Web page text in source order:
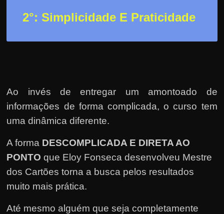
2°: Simplicidade E Praticidade
Ao invés de entregar um amontoado de
informações de forma complicada, o curso tem
uma dinâmica diferente.
A forma DESCOMPLICADA E DIRETA AO
PONTO que Eloy Fonseca desenvolveu Mestre
dos Cartões torna a busca pelos resultados
muito mais prática.
Até mesmo alguém que seja completamente